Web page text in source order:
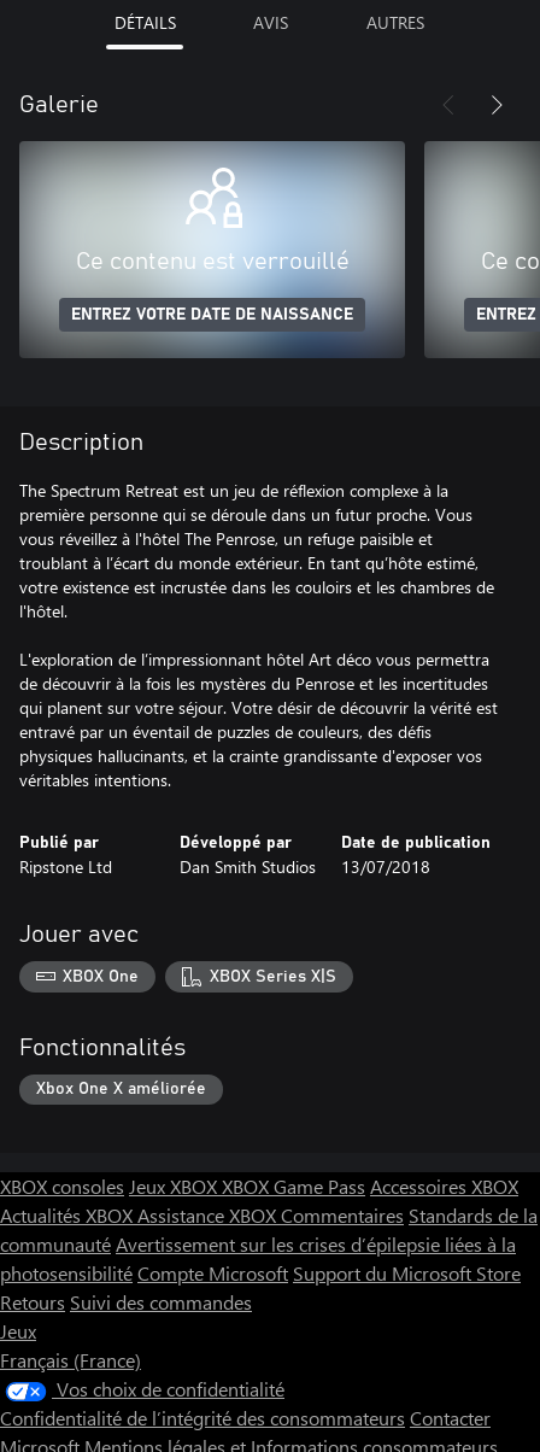
DÉTAILS AVIS AUTRES
Galerie
Ce contenu est verrouillé
ENTREZ VOTRE DATE DE NAISSANCE
Ce
Description
The Spectrum Retreat est un jeu de réflexion complexe à la
première personne qui se déroule dans un futur proche. Vous
vous réveillez à l'hôtel The Penrose, un refuge paisible et
troublant à l’écart du monde extérieur. En tant qu’hôte estimé,
votre existence est incrustée dans les couloirs et les chambres de
l'hôtel.
L'exploration de l’impressionnant hôtel Art déco vous permettra
de découvrir à la fois les mystères du Penrose et les incertitudes
qui planent sur votre séjour. Votre désir de découvrir la vérité est
entravé par un éventail de puzzles de couleurs, des défis
physiques hallucinants, et la crainte grandissante d'exposer vos
véritables intentions.
Publié par
Ripstone Ltd
Développé par
Dan Smith Studios
Date de publication
13/07/2018
Jouer avec
XBOX One XBOX Series X|S
Fonctionnalités
Xbox One X améliorée
XBOX consoles Jeux XBOXXBOX Game Pass Accessoires XBOX
Actualités XBOXAssistance XBOXCommentaires Standards de la
communautéAvertissement sur les crises d’épilepsie liées à la
photosensibilitéCompte Microsoft Support du Microsoft Store
Retours Suivi des commandes
Jeux
Français (France)
Vos choix de confidentialité
Confidentialité de l’intégrité des consommateurs Contacter
Microsoft Mentions légales et Informations consommateurs